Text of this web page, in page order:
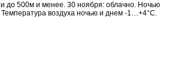
до 500м и менее. 30 ноября: облачно. Ночью
воздуха ночью и днем -1…+4°С.